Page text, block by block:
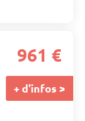
961 €
+ d'infos >